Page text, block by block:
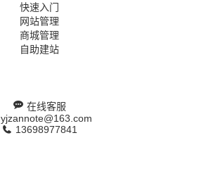
快速入门
网站管理
商城管理
自助建站
在线客服
yjzannote@163.com
13698977841